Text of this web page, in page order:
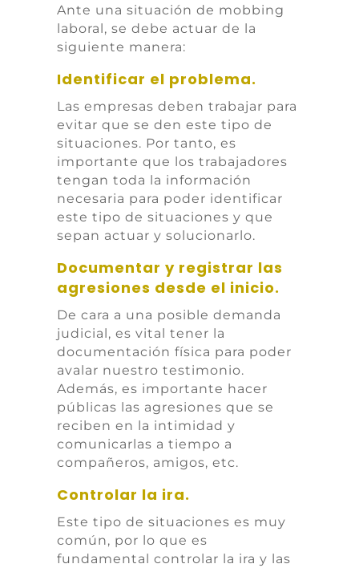
Ante una situación de mobbing
laboral, se debe actuar de la
siguiente manera:
Identificar el problema.
Las empresas deben trabajar para
evitar que se den este tipo de
situaciones. Por tanto, es
importante que los trabajadores
tengan toda la información
necesaria para poder identificar
este tipo de situaciones y que
sepan actuar y solucionarlo.
Documentar y registrar las
agresiones desde el inicio.
De cara a una posible demanda
judicial, es vital tener la
documentación física para poder
avalar nuestro testimonio.
Además, es importante hacer
públicas las agresiones que se
reciben en la intimidad y
comunicarlas a tiempo a
compañeros, amigos, etc.
Controlar la ira.
Este tipo de situaciones es muy
común, por lo que es
fundamental controlar la ira y las